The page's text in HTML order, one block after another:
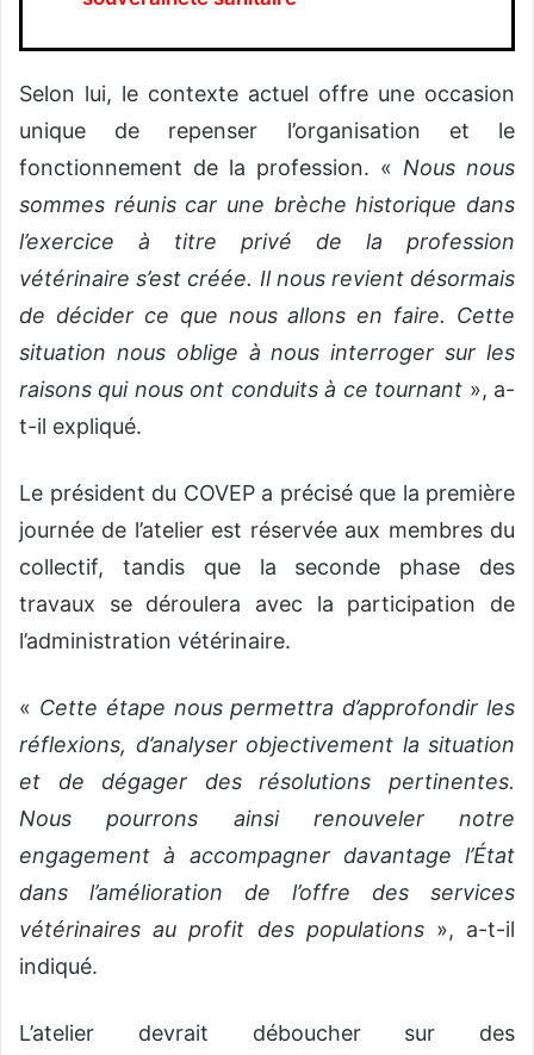
Selon lui, le contexte actuel offre une occasion
unique de repenser l’organisation et le
fonctionnement de la profession. « Nous nous
sommes réunis car une brèche historique dans
l’exercice à titre privé de la profession
vétérinaire s’est créée. Il nous revient désormais
de décider ce que nous allons en faire. Cette
situation nous oblige à nous interroger sur les
raisons qui nous ont conduits à ce tournant », a-
t-il expliqué.
Le président du COVEP a précisé que la première
journée de l’atelier est réservée aux membres du
collectif, tandis que la seconde phase des
travaux se déroulera avec la participation de
l’administration vétérinaire.
« Cette étape nous permettra d’approfondir les
réflexions, d’analyser objectivement la situation
et de dégager des résolutions pertinentes.
Nous pourrons ainsi renouveler notre
engagement à accompagner davantage l’État
dans l’amélioration de l’offre des services
vétérinaires au profit des populations », a-t-il
indiqué.
L’atelier devrait déboucher sur des